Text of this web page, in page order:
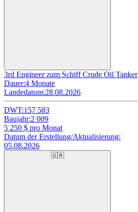
3rd Engineer zum Schiff Crude Oil Tanker
Dauer:4 Monate
Landedatum:28.08.2026
DWT:157 583
Baujahr:2 009
5 250 $ pro Monat
Datum der Erstellung/Aktualisierung:
05.08.2026
🇺🇦